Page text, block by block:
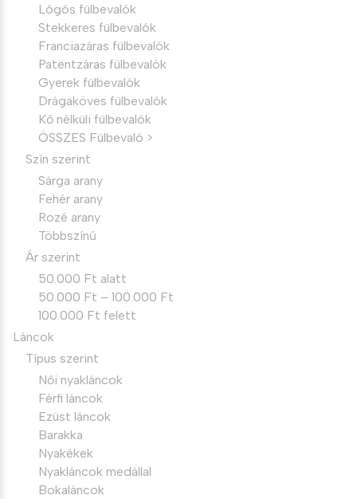
Lógós fülbevalók
Stekkeres fülbevalók
Franciazáras fülbevalók
Patentzáras fülbevalók
Gyerek fülbevalók
Drágaköves fülbevalók
Kő nélküli fülbevalók
ÖSSZES Fülbevaló >
Szín szerint
Sárga arany
Fehér arany
Rozé arany
Többszínű
Ár szerint
50.000 Ft alatt
50.000 Ft – 100.000 Ft
100.000 Ft felett
Láncok
Típus szerint
Női nyakláncok
Férfi láncok
Ezüst láncok
Barakka
Nyakékek
Nyakláncok medállal
Bokaláncok